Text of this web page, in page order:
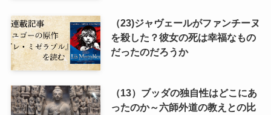
（23)ジャヴェールがファンチーヌ
を殺した？彼女の死は幸福なもの
だったのだろうか
（13）ブッダの独自性はどこにあ
ったのか～六師外道の教えとの比